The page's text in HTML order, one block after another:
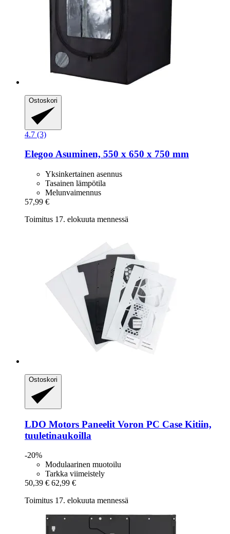
Ostoskori
4.7 (3)
Elegoo Asuminen, 550 x 650 x 750 mm
Yksinkertainen asennus
Tasainen lämpötila
Melunvaimennus
57,99 €
Toimitus 17. elokuuta mennessä
Ostoskori
LDO Motors Paneelit Voron PC Case Kitiin,
tuuletinaukoilla
-20%
Modulaarinen muotoilu
Tarkka viimeistely
50,39 € 62,99 €
Toimitus 17. elokuuta mennessä